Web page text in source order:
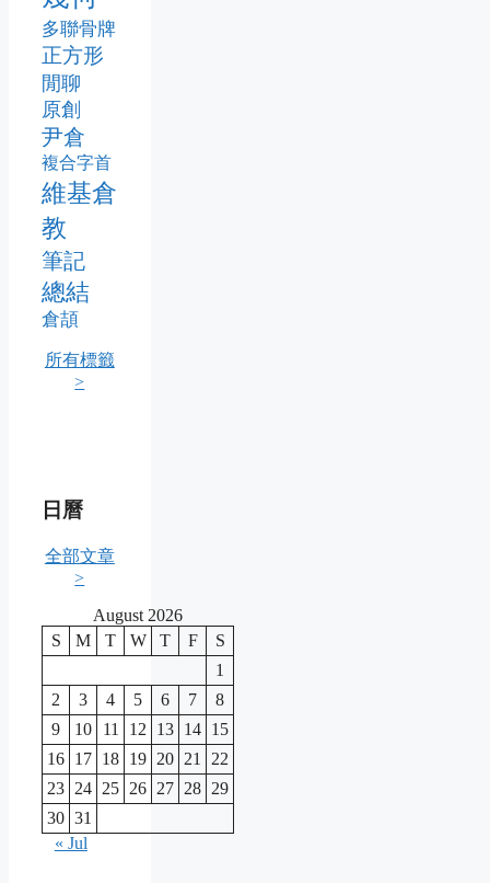
多聯骨牌
正方形
閒聊
原創
尹倉
複合字首
維基倉
教
筆記
總結
倉頡
所有標籤
>
日曆
全部文章
>
August 2026
S
M T W T F
S
1
2
3 4 5 6 7
8
9
10 11 12 13 14 15
16 17 18 19 20 21
22
23 24 25 26 27 28 29
30 31
« Jul